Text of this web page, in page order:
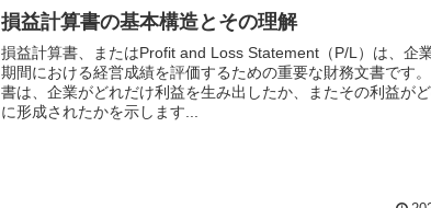
損益計算書の基本構造とその理解
損益計算書、またはProfit and Loss Statement（P/L）は、企
期間における経営成績を評価するための重要な財務文書です
書は、企業がどれだけ利益を生み出したか、またその利益が
に形成されたかを示します...